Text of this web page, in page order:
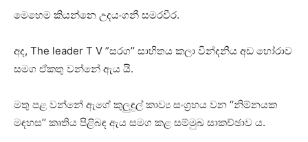
මෙහෙම කියන්නෙ උදයංගනී සමරවීර.
අද, The leader T V ”සරග’’ සාහිතය කලා වින්දනීය අඩ හෝරාව
සමග ඒකතු වන්නේ ඇය යි.
මතු පළ වන්නේ ඇගේ කුලුඳුල් කාව්‍ය සංග්‍රහය වන ‘‘නිම්නයක
මඳහස’’ කෘතිය පිළිබඳ ඇය සමග කළ සම්මුඛ සාකච්ඡාව ය.